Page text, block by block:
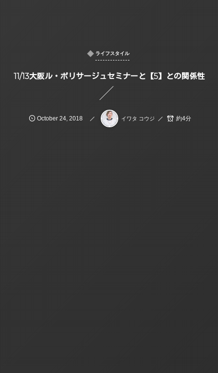
ライフスタイル
11/13大阪ル・ポリサージュセミナーと【5】との関係性
October 24 2018 イワタ コウジ 約4分